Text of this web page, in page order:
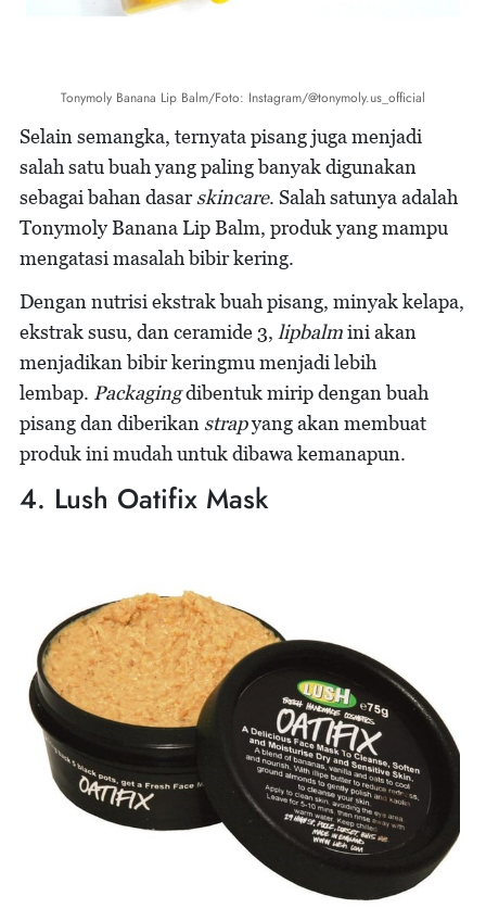
Tonymoly Banana Lip Balm/Foto: Instagram/@tonymoly.us_official
Selain semangka, ternyata pisang juga menjadi
salah satu buah yang paling banyak digunakan
sebagai bahan dasarskincare. Salah satunya adalah
Tonymoly Banana Lip Balm, produk yang mampu
mengatasi masalah bibir kering.
Dengan nutrisi ekstrak buah pisang, minyak kelapa,
ekstrak susu, dan ceramide 3, lipbalmini akan
menjadikan bibir keringmu menjadi lebih
lembap. Packagingdibentuk mirip dengan buah
pisang dan diberikan strapyang akan membuat
produk ini mudah untuk dibawa kemanapun.
4. Lush Oatifix Mask